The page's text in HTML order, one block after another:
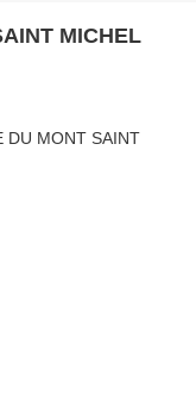
MICHEL